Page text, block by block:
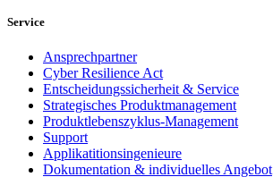
Service
Ansprechpartner
Cyber Resilience Act
Entscheidungssicherheit & Service
Strategisches Produktmanagement
Produktlebenszyklus-Management
Support
Applikatitionsingenieure
Dokumentation & individuelles Angebot